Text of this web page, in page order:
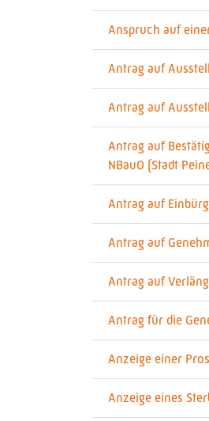
Anspruch auf
Antrag auf
Antrag auf
Antrag auf
NBauO (Stadt
Antrag auf
Antrag auf
Antrag auf
Antrag für die
Anzeige einer
Anzeige eines